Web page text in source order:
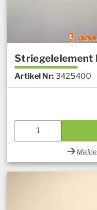
Striegelelement
Artikel Nr: 3425400